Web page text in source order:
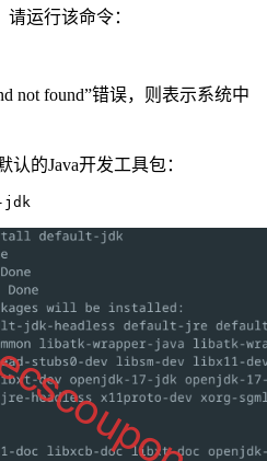
运行该命令：
not found”错误，则表示系统中
的Java开发工具包：
jdk